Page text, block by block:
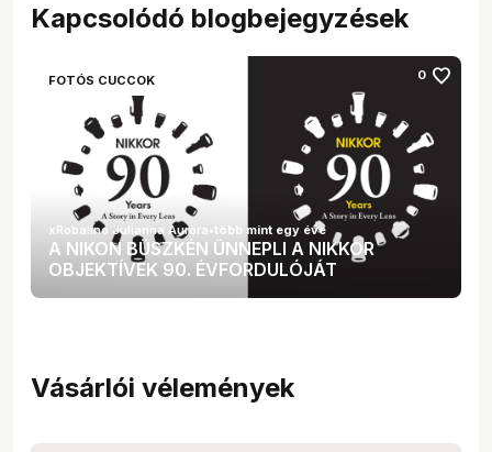
Kapcsolódó blogbejegyzések
FOTÓS CUCCOK 0 favorite
A NIKON BÜSZKÉN ÜNNEPLI A NIKKOR
OBJEKTÍVEK 90. ÉVFORDULÓJÁT
xRobalino Julianna Auróra•több mint egy éve
Vásárlói vélemények